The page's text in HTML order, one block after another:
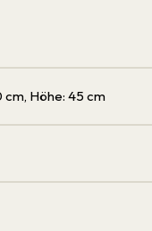
cm, Höhe: 45 cm